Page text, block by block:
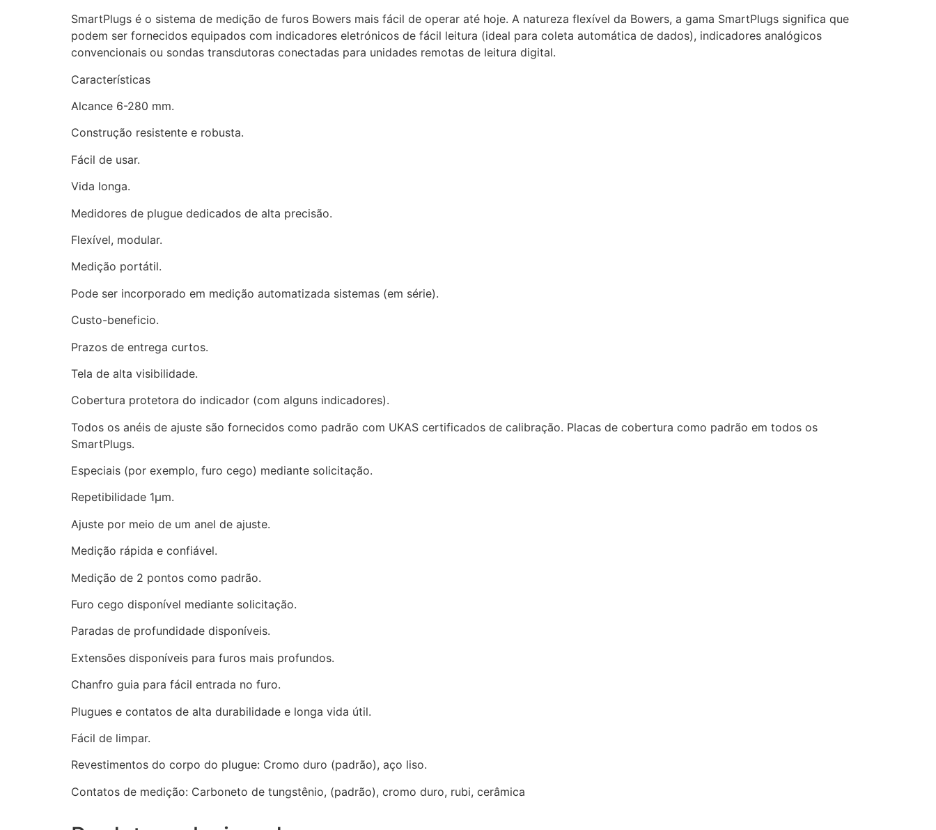
SmartPlugs é o sistema de medição de furos Bowers mais fácil de operar até hoje. A natureza flexível da Bowers, a gama SmartPlugs significa que
podem ser fornecidos equipados com indicadores eletrónicos de fácil leitura (ideal para coleta automática de dados), indicadores analógicos
convencionais ou sondas transdutoras conectadas para unidades remotas de leitura digital.
Características
Alcance 6-280 mm.
Construção resistente e robusta.
Fácil de usar.
Vida longa.
Medidores de plugue dedicados de alta precisão.
Flexível, modular.
Medição portátil.
Pode ser incorporado em medição automatizada sistemas (em série).
Custo-beneficio.
Prazos de entrega curtos.
Tela de alta visibilidade.
Cobertura protetora do indicador (com alguns indicadores).
Todos os anéis de ajuste são fornecidos como padrão com UKAS certificados de calibração. Placas de cobertura como padrão em todos os
SmartPlugs.
Especiais (por exemplo, furo cego) mediante solicitação.
Repetibilidade 1μm.
Ajuste por meio de um anel de ajuste.
Medição rápida e confiável.
Medição de 2 pontos como padrão.
Furo cego disponível mediante solicitação.
Paradas de profundidade disponíveis.
Extensões disponíveis para furos mais profundos.
Chanfro guia para fácil entrada no furo.
Plugues e contatos de alta durabilidade e longa vida útil.
Fácil de limpar.
Revestimentos do corpo do plugue: Cromo duro (padrão), aço liso.
Contatos de medição: Carboneto de tungstênio, (padrão), cromo duro, rubi, cerâmica